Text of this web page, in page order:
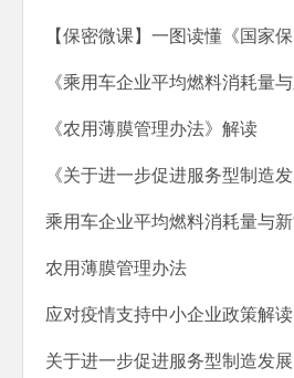
《农用薄膜管理办法》解读
农用薄膜管理办法
应对疫情支持中小企业政策解读